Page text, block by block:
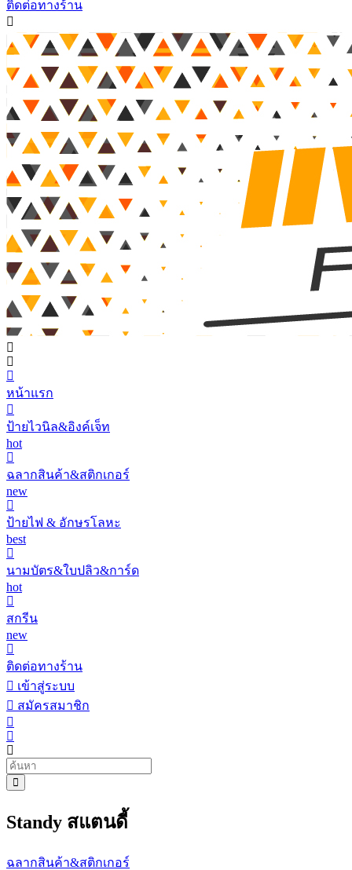
ติดต่อทางร้าน
หน้าแรก
ป้ายไวนิล&อิงค์เจ็ท
hot
ฉลากสินค้า&สติกเกอร์
new
ป้ายไฟ & อักษรโลหะ
best
นามบัตร&ใบปลิว&การ์ด
hot
สกรีน
new
ติดต่อทางร้าน
เข้าสู่ระบบ
สมัครสมาชิก
Standy สแตนดี้
ฉลากสินค้า&สติกเกอร์